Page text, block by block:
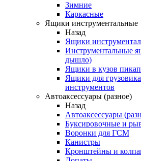
Зимние
Каркасные
Ящики инструментальные
Назад
Ящики
Инструментальные
дышло)
Ящики в кузов
Ящики для
инструментов
Автоаксессуары (разное)
Назад
Автоаксессуары
Буксировочные и
Воронки для ГСМ
Канистры
Кронштейны и